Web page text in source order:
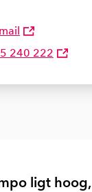
240 222
ligt